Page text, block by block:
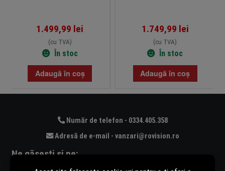
1.499,99 lei
(cu TVA)
În stoc
Adaugă în coș
1.749,99 lei
(cu TVA)
În stoc
Adaugă în coș
Număr de telefon - 0334.405.358
Adresă de e-mail - vanzari@rovision.ro
Ne găsești și pe: